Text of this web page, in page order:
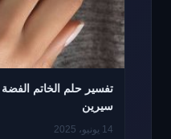
تفسير حلم الخاتم
سيرين
14 يونيو، 2025